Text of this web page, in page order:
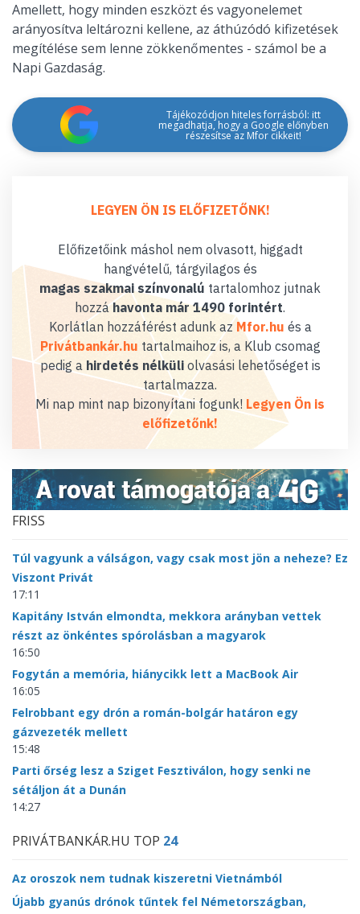
Amellett, hogy minden eszközt és vagyonelemet
arányosítva leltározni kellene, az áthúzódó kifizetések
megítélése sem lenne zökkenőmentes - számol be a
Napi Gazdaság.
Tájékozódjon hiteles forrásból: itt
megadhatja, hogy a Google előnyben
részesítse az Mfor cikkeit!
LEGYEN ÖN IS ELŐFIZETŐNK!
Előfizetőink máshol nem olvasott, higgadt
hangvételű, tárgyilagos és
magas szakmai színvonalú tartalomhoz jutnak
hozzáhavonta már 1490 forintért.
Korlátlan hozzáférést adunk az Mfor.hu és a
Privátbankár.hu tartalmaihoz is, a Klub csomag
pedig a hirdetés nélküliolvasási lehetőséget is
tartalmazza.
Mi nap mint nap bizonyítani fogunk! Legyen Ön is
előfizetőnk!
FRISS
Túl vagyunk a válságon, vagy csak most jön a neheze? Ez
Viszont Privát
17:11
Kapitány István elmondta, mekkora arányban vettek
részt az önkéntes spórolásban a magyarok
16:50
Fogytán a memória, hiánycikk lett a MacBook Air
16:05
Felrobbant egy drón a román-bolgár határon egy
gázvezeték mellett
15:48
Parti őrség lesz a Sziget Fesztiválon, hogy senki ne
sétáljon át a Dunán
14:27
PRIVÁTBANKÁR.HU TOP 24
Az oroszok nem tudnak kiszeretni Vietnámból
Újabb gyanús drónok tűntek fel Németországban,